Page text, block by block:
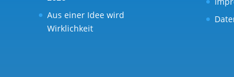
Aus einer Idee wird
Wirklichkeit